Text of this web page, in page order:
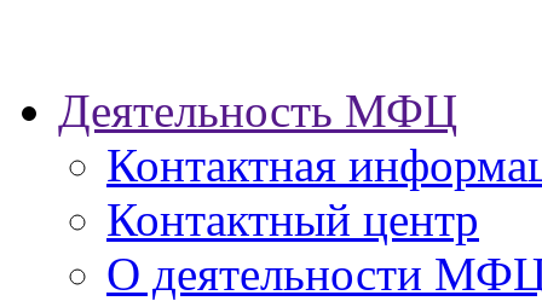
Деятельность МФЦ
Контактная
Контактный центр
О деятельности